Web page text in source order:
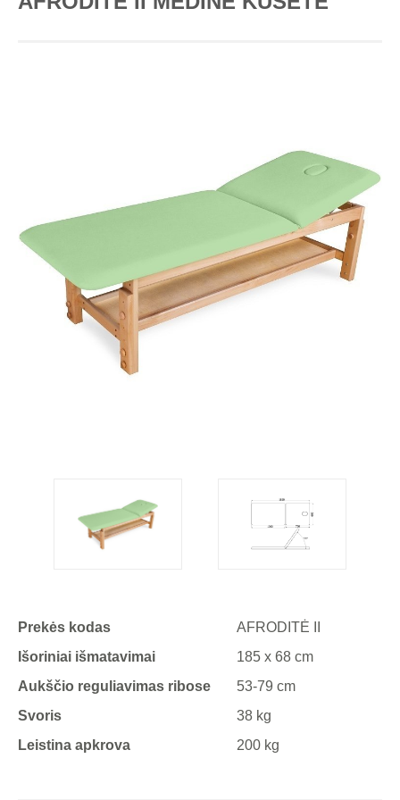
Prekės kodas
AFRODITĖ II
Išoriniai išmatavimai
185 x 68 cm
Aukščio reguliavimas ribose
53-79 cm
Svoris
38 kg
Leistina apkrova
200 kg